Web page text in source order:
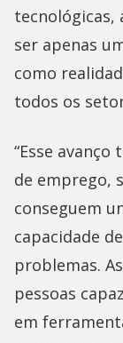
tecnológicas,
ser apenas
como
todos os
“Esse
de emprego,
conseguem
capacidade
problemas.
pessoas
em